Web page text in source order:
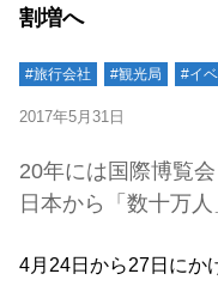
割増へ
#旅行会社 #観光局 #イ
2017年5月31日
20年には国際博覧会
日本から「数十万
4月24日から27日にか